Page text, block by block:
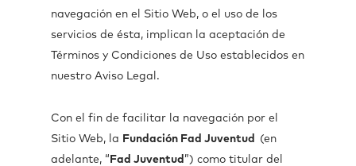
navegación en el Sitio Web, o el uso de los
servicios de ésta, implican la aceptación de
Términos y Condiciones de Uso establecidos en
nuestro Aviso Legal.
Con el fin de facilitar la navegación por el
Sitio Web, la Fundación Fad Juventud
(en
adelante, “ Fad Juventud ”) como titular del